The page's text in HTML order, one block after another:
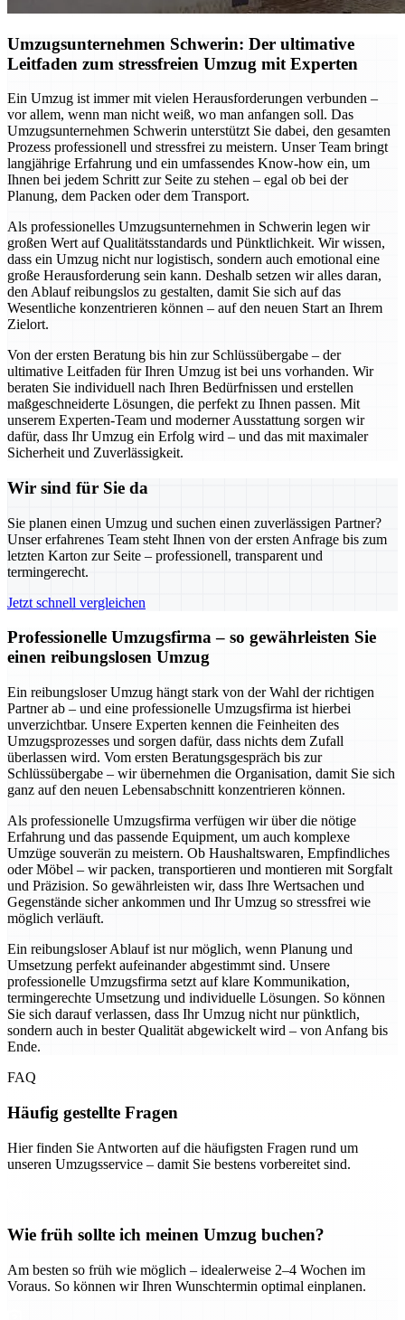
Umzugsunternehmen Schwerin: Der ultimative
Leitfaden zum stressfreien Umzug mit Experten
Ein Umzug ist immer mit vielen Herausforderungen verbunden –
vor allem, wenn man nicht weiß, wo man anfangen soll. Das
Umzugsunternehmen Schwerin unterstützt Sie dabei, den gesamten
Prozess professionell und stressfrei zu meistern. Unser Team bringt
langjährige Erfahrung und ein umfassendes Know-how ein, um
Ihnen bei jedem Schritt zur Seite zu stehen – egal ob bei der
Planung, dem Packen oder dem Transport.
Als professionelles Umzugsunternehmen in Schwerin legen wir
großen Wert auf Qualitätsstandards und Pünktlichkeit. Wir wissen,
dass ein Umzug nicht nur logistisch, sondern auch emotional eine
große Herausforderung sein kann. Deshalb setzen wir alles daran,
den Ablauf reibungslos zu gestalten, damit Sie sich auf das
Wesentliche konzentrieren können – auf den neuen Start an Ihrem
Zielort.
Von der ersten Beratung bis hin zur Schlüssübergabe – der
ultimative Leitfaden für Ihren Umzug ist bei uns vorhanden. Wir
beraten Sie individuell nach Ihren Bedürfnissen und erstellen
maßgeschneiderte Lösungen, die perfekt zu Ihnen passen. Mit
unserem Experten-Team und moderner Ausstattung sorgen wir
dafür, dass Ihr Umzug ein Erfolg wird – und das mit maximaler
Sicherheit und Zuverlässigkeit.
Wir sind für Sie da
Sie planen einen Umzug und suchen einen zuverlässigen Partner?
Unser erfahrenes Team steht Ihnen von der ersten Anfrage bis zum
letzten Karton zur Seite – professionell, transparent und
termingerecht.
Jetzt schnell vergleichen
Professionelle Umzugsfirma – so gewährleisten Sie
einen reibungslosen Umzug
Ein reibungsloser Umzug hängt stark von der Wahl der richtigen
Partner ab – und eine professionelle Umzugsfirma ist hierbei
unverzichtbar. Unsere Experten kennen die Feinheiten des
Umzugsprozesses und sorgen dafür, dass nichts dem Zufall
überlassen wird. Vom ersten Beratungsgespräch bis zur
Schlüssübergabe – wir übernehmen die Organisation, damit Sie sich
ganz auf den neuen Lebensabschnitt konzentrieren können.
Als professionelle Umzugsfirma verfügen wir über die nötige
Erfahrung und das passende Equipment, um auch komplexe
Umzüge souverän zu meistern. Ob Haushaltswaren, Empfindliches
oder Möbel – wir packen, transportieren und montieren mit Sorgfalt
und Präzision. So gewährleisten wir, dass Ihre Wertsachen und
Gegenstände sicher ankommen und Ihr Umzug so stressfrei wie
möglich verläuft.
Ein reibungsloser Ablauf ist nur möglich, wenn Planung und
Umsetzung perfekt aufeinander abgestimmt sind. Unsere
professionelle Umzugsfirma setzt auf klare Kommunikation,
termingerechte Umsetzung und individuelle Lösungen. So können
Sie sich darauf verlassen, dass Ihr Umzug nicht nur pünktlich,
sondern auch in bester Qualität abgewickelt wird – von Anfang bis
Ende.
FAQ
Häufig gestellte Fragen
Hier finden Sie Antworten auf die häufigsten Fragen rund um
unseren Umzugsservice – damit Sie bestens vorbereitet sind.
Wie früh sollte ich meinen Umzug buchen?
Am besten so früh wie möglich – idealerweise 2–4 Wochen im
Voraus. So können wir Ihren Wunschtermin optimal einplanen.